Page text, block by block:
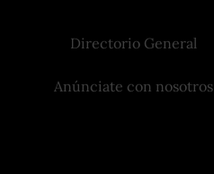
Directorio General
Anúnciate con nosotros